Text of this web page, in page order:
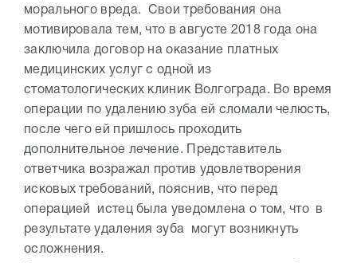
морального вреда. Свои требования она
мотивировала тем, что в августе 2018 года она
заключила договор на оказание платных
медицинских услуг с одной из
стоматологических клиник Волгограда. Во время
операции по удалению зуба ей сломали челюсть,
после чего ей пришлось проходить
дополнительное лечение. Представитель
ответчика возражал против удовлетворения
исковых требований, пояснив, что перед
операцией истец была уведомлена о том, что в
результате удаления зуба могут возникнуть
осложнения.